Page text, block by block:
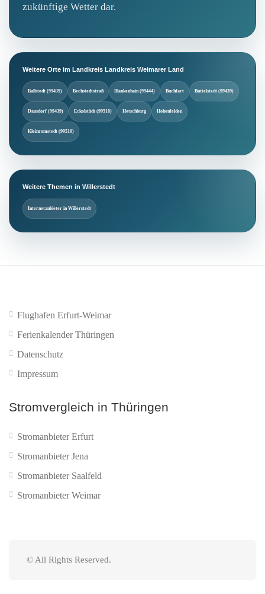
zukünftige Wetter dar.
Weitere Orte im Landkreis Landkreis Weimarer Land
Ballstedt (99439) Bechstedtstraß Blankenhain (99444) Buchfart Buttelstedt (99439)
Daasdorf (99439) Eckolstädt (99518) Hetschburg Hohenfelden
Kleinromstedt (99510)
Weitere Themen in Willerstedt
Internetanbieter in Willerstedt
Flughafen Erfurt-Weimar
Ferienkalender Thüringen
Datenschutz
Impressum
Stromvergleich in Thüringen
Stromanbieter Erfurt
Stromanbieter Jena
Stromanbieter Saalfeld
Stromanbieter Weimar
© All Rights Reserved.